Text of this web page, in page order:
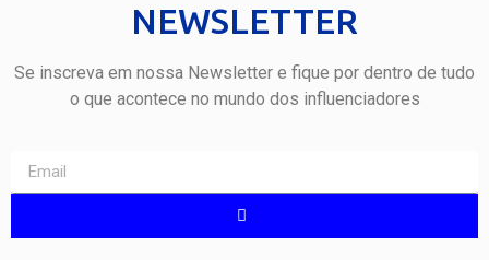
NEWSLETTER
Se inscreva em nossa Newsletter e fique por dentro de tudo
o que acontece no mundo dos influenciadores